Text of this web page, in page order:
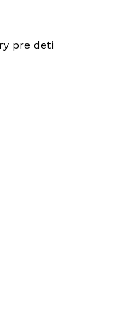
pre deti